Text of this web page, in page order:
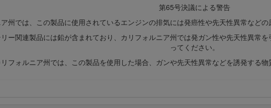
第65号決議による警告
州では、この製品に使用されているエンジンの排気には発癌性や先天性異常など
ー関連製品には鉛が含まれており、カリフォルニア州では発ガン性や先天性異常
ってください。
フォルニア州では、この製品を使用した場合、ガンや先天性異常などを誘発する物